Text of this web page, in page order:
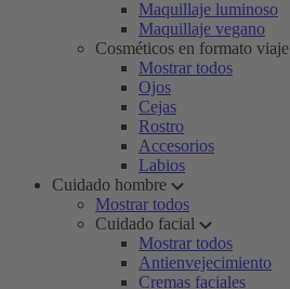
Maquillaje luminoso
Maquillaje vegano
Cosméticos en formato viaje
Mostrar todos
Ojos
Cejas
Rostro
Accesorios
Labios
Cuidado hombre
Mostrar todos
Cuidado facial
Mostrar todos
Antienvejecimiento
Cremas faciales